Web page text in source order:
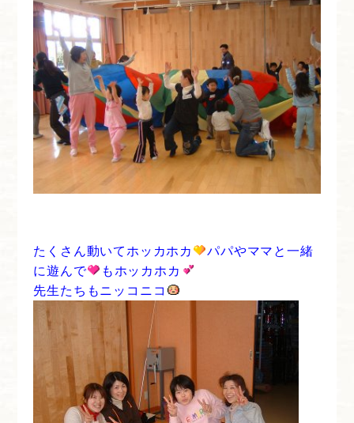
たくさん動いてホッカホカ
パパやママと一緒
に遊んで
もホッカホカ
先生たちもニッコニコ